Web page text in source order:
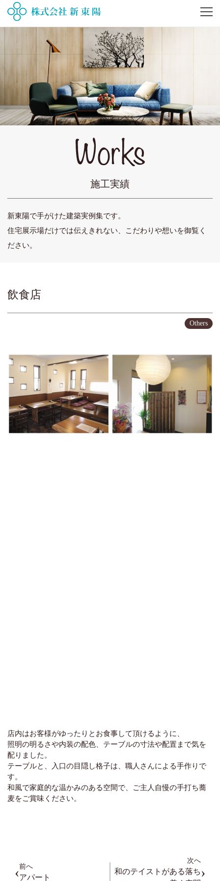
施工実績
新東陽で手がけた建築実例集です。
住宅展示場だけでは伝えきれない、こだわりや想いを御覧く
ださい。
飲食店
Others
店内はお客様がゆったりとお食事して頂けるように、
照明の明るさや内装の配色、テーブルの寸法や配置まで気を
配りました。
テーブルと、入口の目隠し格子は、職人さんによる手作りで
す。
和風で家庭的な温かみのある空間で、ご主人自慢の手打ち蕎
麦をご賞味ください。
‹前へ
アパート
次へ
和のテイストがある落ち ›